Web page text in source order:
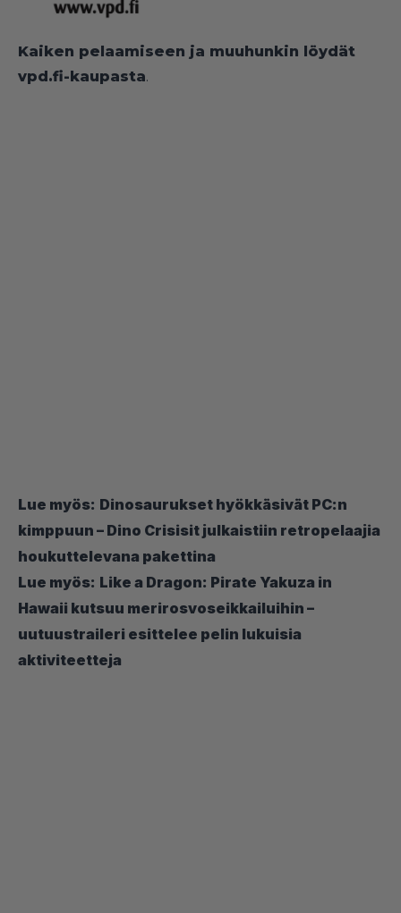
Kaiken pelaamiseen ja muuhunkin löydät
vpd.fi-kaupasta.
Lue myös: Dinosaurukset hyökkäsivät PC:n
kimppuun – Dino Crisisit julkaistiin retropelaajia
houkuttelevana pakettina
Lue myös: Like a Dragon: Pirate Yakuza in
Hawaii kutsuu merirosvoseikkailuihin –
uutuustraileri esittelee pelin lukuisia
aktiviteetteja